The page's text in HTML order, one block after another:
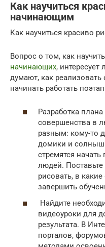
Как научиться
начинающим
Как научиться красиво
Вопрос о том, как
начинающих,
думают, как
начинать работать
Разработка
совершенства в
разным: кому-то
домики и
стремятся
людей. Поставьте
рисовать, в
завершить
Найдите
видеоуроки для
результата. В
порталов,